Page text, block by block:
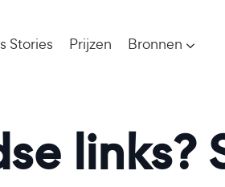
Stories Prijzen Bronnen
links?